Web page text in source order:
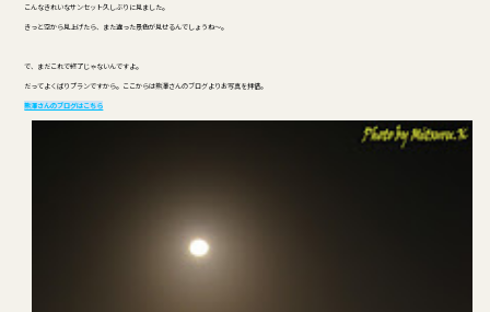
こんなきれいなサンセット久しぶりに見ました。
きっと空から見上げたら、また違った景色が見せるんでしょうね～。
で、まだこれで終了じゃないんですよ。
だってよくばりプランですから。ここからは熊澤さんのブログよりお写真を拝借。
熊澤さんのブログはこちら